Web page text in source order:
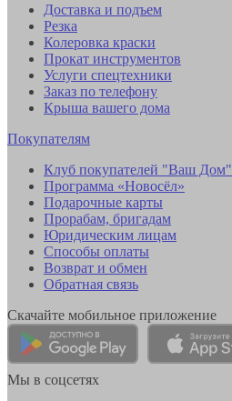
Доставка и подъем
Резка
Колеровка краски
Прокат инструментов
Услуги спецтехники
Заказ по телефону
Крыша вашего дома
Покупателям
Клуб покупателей "Ваш Дом"
Программа «Новосёл»
Подарочные карты
Прорабам, бригадам
Юридическим лицам
Способы оплаты
Возврат и обмен
Обратная связь
Скачайте мобильное приложение
Мы в соцсетях